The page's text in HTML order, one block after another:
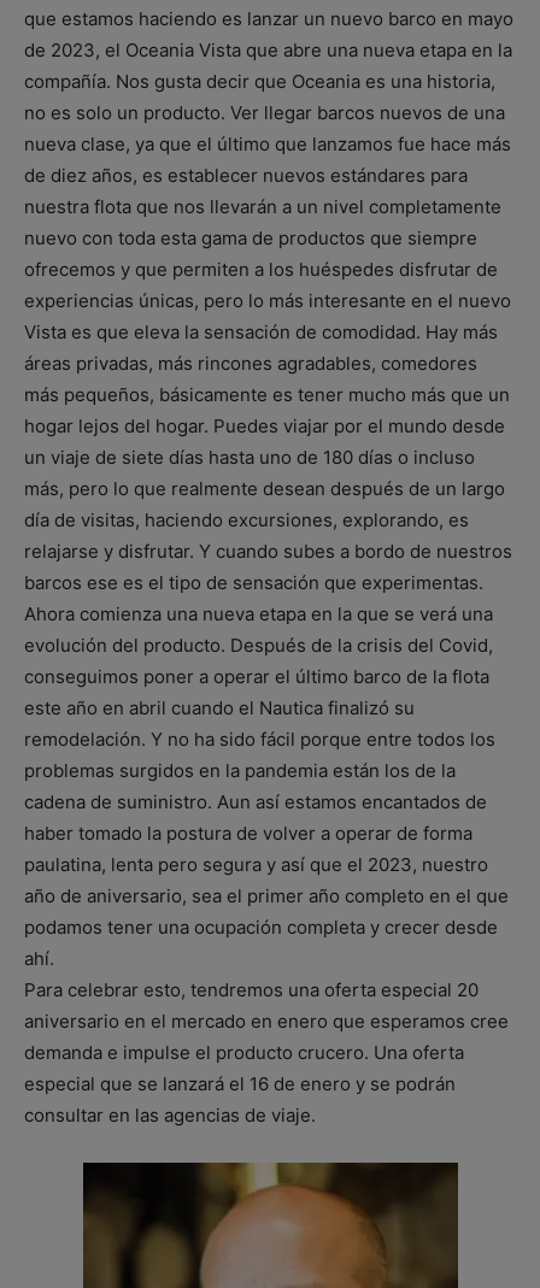
que estamos haciendo es lanzar un nuevo barco en mayo
de 2023, el Oceania Vista que abre una nueva etapa en la
compañía. Nos gusta decir que Oceania es una historia,
no es solo un producto. Ver llegar barcos nuevos de una
nueva clase, ya que el último que lanzamos fue hace más
de diez años, es establecer nuevos estándares para
nuestra flota que nos llevarán a un nivel completamente
nuevo con toda esta gama de productos que siempre
ofrecemos y que permiten a los huéspedes disfrutar de
experiencias únicas, pero lo más interesante en el nuevo
Vista es que eleva la sensación de comodidad. Hay más
áreas privadas, más rincones agradables, comedores
más pequeños, básicamente es tener mucho más que un
hogar lejos del hogar. Puedes viajar por el mundo desde
un viaje de siete días hasta uno de 180 días o incluso
más, pero lo que realmente desean después de un largo
día de visitas, haciendo excursiones, explorando, es
relajarse y disfrutar. Y cuando subes a bordo de nuestros
barcos ese es el tipo de sensación que experimentas.
Ahora comienza una nueva etapa en la que se verá una
evolución del producto. Después de la crisis del Covid,
conseguimos poner a operar el último barco de la flota
este año en abril cuando el Nautica finalizó su
remodelación. Y no ha sido fácil porque entre todos los
problemas surgidos en la pandemia están los de la
cadena de suministro. Aun así estamos encantados de
haber tomado la postura de volver a operar de forma
paulatina, lenta pero segura y así que el 2023, nuestro
año de aniversario, sea el primer año completo en el que
podamos tener una ocupación completa y crecer desde
ahí.
Para celebrar esto, tendremos una oferta especial 20
aniversario en el mercado en enero que esperamos cree
demanda e impulse el producto crucero. Una oferta
especial que se lanzará el 16 de enero y se podrán
consultar en las agencias de viaje.